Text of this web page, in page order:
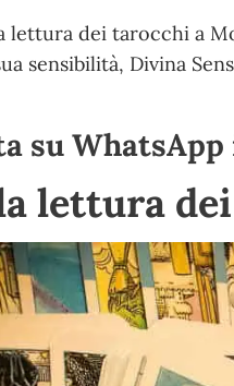
lettura dei tarocchi a
sensibilità, Divina
su
lettura